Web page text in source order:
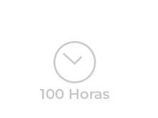
100 Horas